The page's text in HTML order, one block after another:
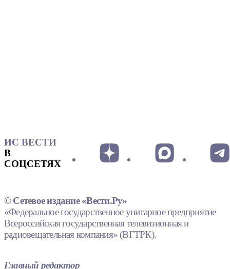
ИС ВЕСТИ
В
СОЦСЕТЯХ
© Сетевое издание «Вести.Ру»
«Федеральное государственное унитарное предприятие
Всероссийская государственная телевизионная и
радиовещательная компания» (ВГТРК).
Главный редактор